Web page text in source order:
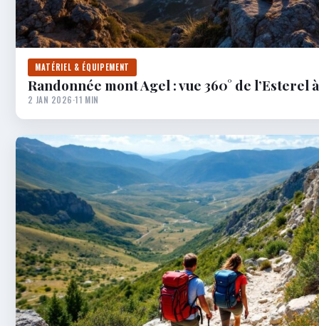
MATÉRIEL & ÉQUIPEMENT
Randonnée mont Agel : vue 360° de l’Esterel
2 JAN 2026·11 MIN